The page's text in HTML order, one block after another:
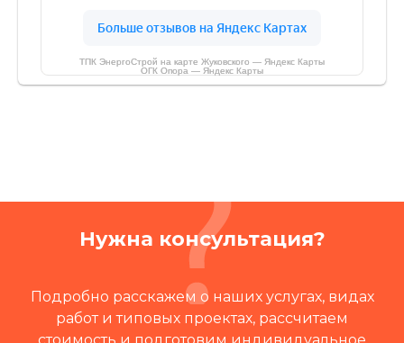
ТПК ЭнергоСтрой на карте Жуковского — Яндекс Карты
ОГК Опора — Яндекс Карты
Нужна консультация?
Подробно расскажем о наших услугах, видах
работ и типовых проектах, рассчитаем